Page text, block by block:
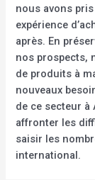
nous avons
expérience
après. En
nos prospects,
de produits à
nouveaux
de ce secteur à
affronter les
saisir les
international.